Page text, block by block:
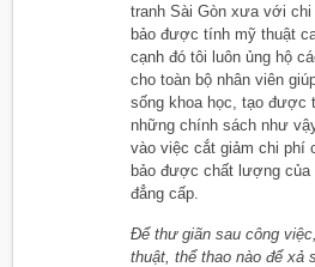
tranh Sài Gòn xưa với
bảo được tính mỹ thuật
cạnh đó tôi luôn ủng hộ
cho toàn bộ nhân viên
sống khoa học, tạo được
những chính sách như
vào việc cắt giảm chi phí
bảo được chất lượng của
đẳng cấp.
Để thư giãn sau công
thuật, thể thao nào để